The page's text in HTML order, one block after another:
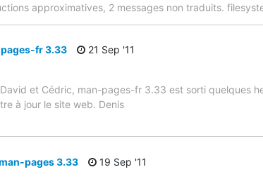
approximatives, 2 messages non traduits.
fr 3.33
21 Sep '11
et Cédric, man-pages-fr 3.33 est sorti quelques
à jour le site web. Denis
pages 3.33
19 Sep '11